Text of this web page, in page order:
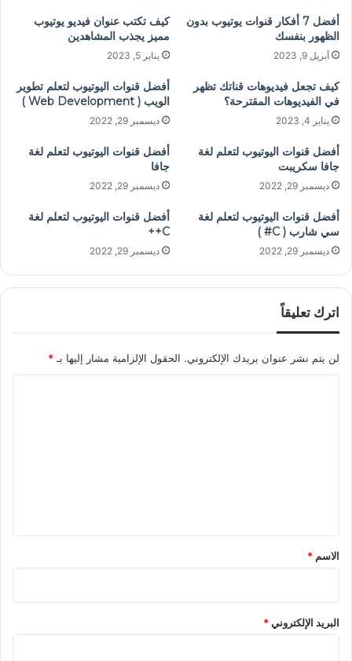
أفضل 7 أفكار قنوات يوتيوب بدون
الظهور بنفسك
أبريل 9, 2023
كيف تكتب عنوان فيديو يوتيوب
مميز يجذب المشاهدين
يناير 5, 2023
كيف تجعل فيديوهات قناتك تظهر
في الفيديوهات المقترحة؟
يناير 4, 2023
أفضل قنوات اليوتيوب لتعلم تطوير
الويب ( Web Development )
ديسمبر 29, 2022
أفضل قنوات اليوتيوب لتعلم لغة
جافا سكريبت
ديسمبر 29, 2022
أفضل قنوات اليوتيوب لتعلم لغة
جافا
ديسمبر 29, 2022
أفضل قنوات اليوتيوب لتعلم لغة
سي شارب ( C# )
ديسمبر 29, 2022
أفضل قنوات اليوتيوب لتعلم لغة
C++
ديسمبر 29, 2022
اترك تعليقاً
لن يتم نشر عنوان بريدك الإلكتروني. الحقول الإلزامية مشار إليها بـ *
*
الاسم *
البريد الإلكتروني*